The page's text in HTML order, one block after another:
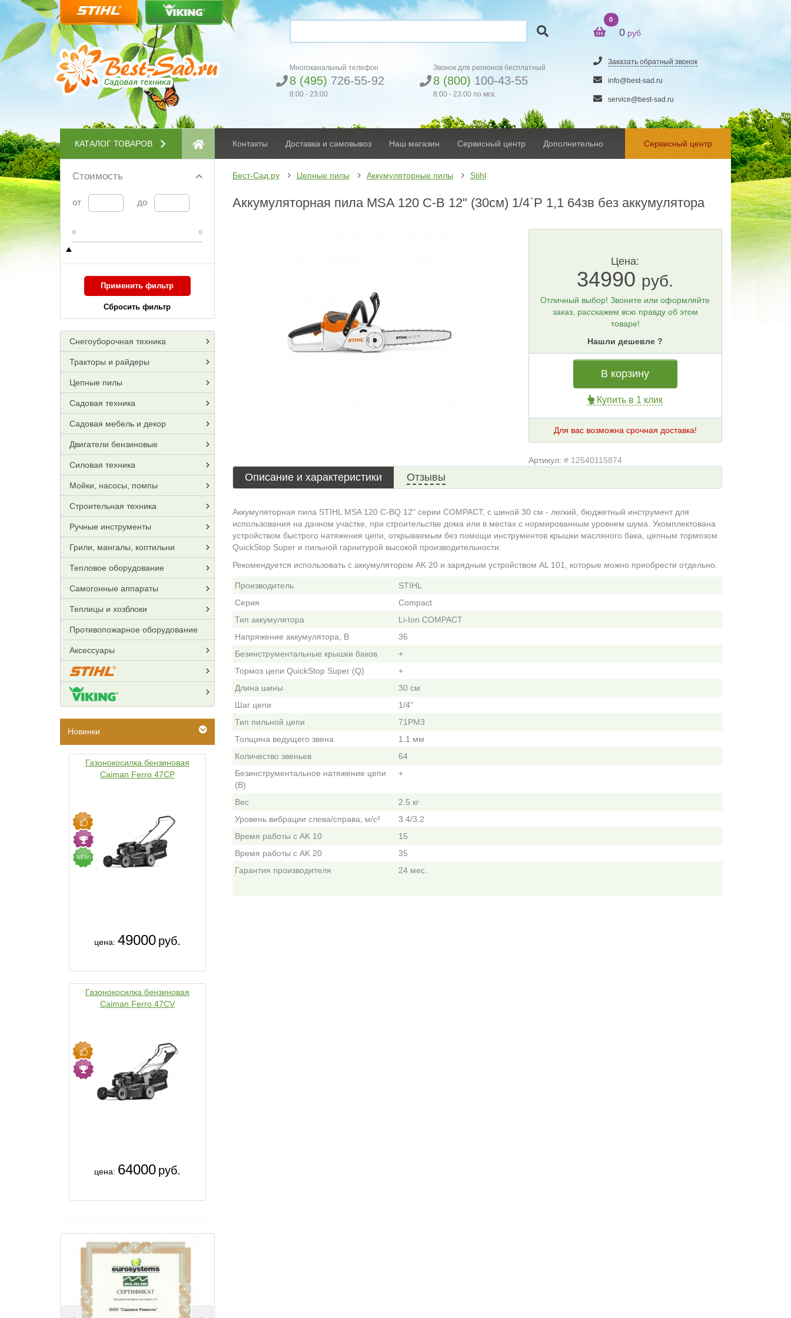
Многоканальный телефон
8 (495) 726-55-92
8:00 - 23:00
Звонок для регионов бесплатный
8 (800) 100-43-55
8:00 - 23:00 по мск.
0
0 руб
Заказать обратный звонок
info@best-sad.ru
service@best-sad.ru
КАТАЛОГ ТОВАРОВ Контакты Доставка и самовывоз Наш магазин Сервисный центр Дополнительно Сервисный центр
Стоимость
от до
0 0
Применить фильтр
Сбросить фильтр
Снегоуборочная техника
Тракторы и райдеры
Цепные пилы
Садовая техника
Садовая мебель и декор
Двигатели бензиновые
Силовая техника
Мойки, насосы, помпы
Строительная техника
Ручные инструменты
Грили, мангалы, коптильни
Тепловое оборудование
Самогонные аппараты
Теплицы и хозблоки
Противопожарное оборудование
Аксессуары
Новинки
Газонокосилка бензиновая
Caiman Ferro 47CP
NEW!
цена: 49000 руб.
Газонокосилка бензиновая
Caiman Ferro 47CV
цена: 64000 руб.
Бест-Сад.ру Цепные пилы Аккумуляторные пилы Stihl
Аккумуляторная пила MSA 120 C-B 12" (30см) 1/4`P 1,1 64зв без аккумулятора
Цена:
34990 руб.
Отличный выбор! Звоните или оформляйте
заказ, расскажем всю правду об этом
товаре!
Нашли дешевле ?
В корзину
Купить в 1 клик
Для вас возможна срочная доставка!
Артикул: # 12540115874
Описание и характеристики Отзывы
Аккумуляторная пила STIHL MSA 120 C-BQ 12" серии COMPACT, с шиной 30 см - легкий, бюджетный инструмент для
использования на дачном участке, при строительстве дома или в местах с нормированным уровнем шума. Укомплектована
устройством быстрого натяжения цепи, открываемым без помощи инструментов крышки масляного бака, цепным тормозом
QuickStop Super и пильной гарнитурой высокой производительности.
Рекомендуется использовать с аккумулятором AK 20 и зарядным устройством AL 101, которые можно приобрести отдельно.
Производитель
STIHL
Серия
Compact
Тип аккумулятора
Li-Ion COMPACT
Напряжение аккумулятора, В
36
Безинструментальные крышки баков
+
Тормоз цепи QuickStop Super (Q)
+
Длина шины
30 см
Шаг цепи
1/4"
Тип пильной цепи
71PM3
Толщина ведущего звена
1.1 мм
Количество звеньев
64
Безинструментальное натяжение цепи
(B)
+
Вес
2.5 кг
Уровень вибрации слева/справа, м/с²
3.4/3.2
Время работы с AK 10
15
Время работы с AK 20
35
Гарантия производителя
24 мес.